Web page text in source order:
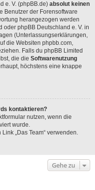
e. V. (phpBB.de) absolut keinen
Benutzer der Forensoftware
herangezogen werden
oder phpBB Deutschland e. V. in
(Unterlassungserklärungen,
die Websiten phpbb.com,
Falls du phpBB Limited
die die Softwarenutzung
höchstens eine knappe
kontaktieren?
nutzen, wenn die
wurde.
„Das Team“ verwenden.
Gehe zu